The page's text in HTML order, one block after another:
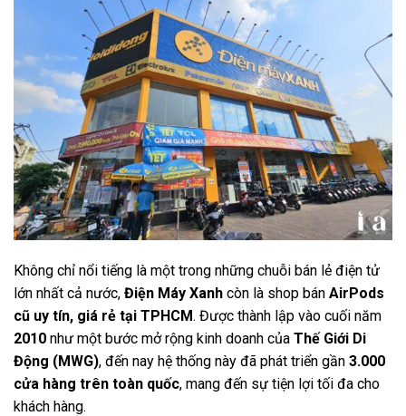
Không chỉ nổi tiếng là một trong những chuỗi bán lẻ điện tử
lớn nhất cả nước, Điện Máy Xanh còn là shop bán AirPods
cũ uy tín, giá rẻ tại TPHCM. Được thành lập vào cuối năm
2010 như một bước mở rộng kinh doanh của Thế Giới Di
Động (MWG), đến nay hệ thống này đã phát triển gần 3.000
cửa hàng trên toàn quốc, mang đến sự tiện lợi tối đa cho
khách hàng.